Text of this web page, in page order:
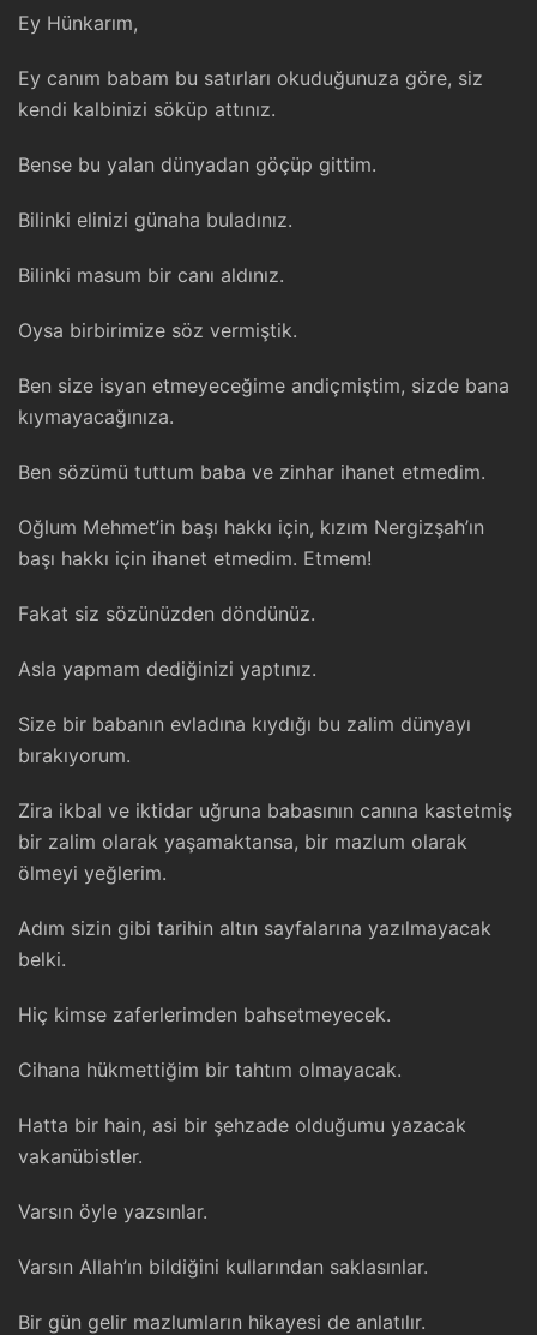
Ey Hünkarım,
Ey canım babam bu satırları okuduğunuza göre, siz
kendi kalbinizi söküp attınız.
Bense bu yalan dünyadan göçüp gittim.
Bilinki elinizi günaha buladınız.
Bilinki masum bir canı aldınız.
Oysa birbirimize söz vermiştik.
Ben size isyan etmeyeceğime andiçmiştim, sizde bana
kıymayacağınıza.
Ben sözümü tuttum baba ve zinhar ihanet etmedim.
Oğlum Mehmet’in başı hakkı için, kızım Nergizşah’ın
başı hakkı için ihanet etmedim. Etmem!
Fakat siz sözünüzden döndünüz.
Asla yapmam dediğinizi yaptınız.
Size bir babanın evladına kıydığı bu zalim dünyayı
bırakıyorum.
Zira ikbal ve iktidar uğruna babasının canına kastetmiş
bir zalim olarak yaşamaktansa, bir mazlum olarak
ölmeyi yeğlerim.
Adım sizin gibi tarihin altın sayfalarına yazılmayacak
belki.
Hiç kimse zaferlerimden bahsetmeyecek.
Cihana hükmettiğim bir tahtım olmayacak.
Hatta bir hain, asi bir şehzade olduğumu yazacak
vakanübistler.
Varsın öyle yazsınlar.
Varsın Allah’ın bildiğini kullarından saklasınlar.
Bir gün gelir mazlumların hikayesi de anlatılır.